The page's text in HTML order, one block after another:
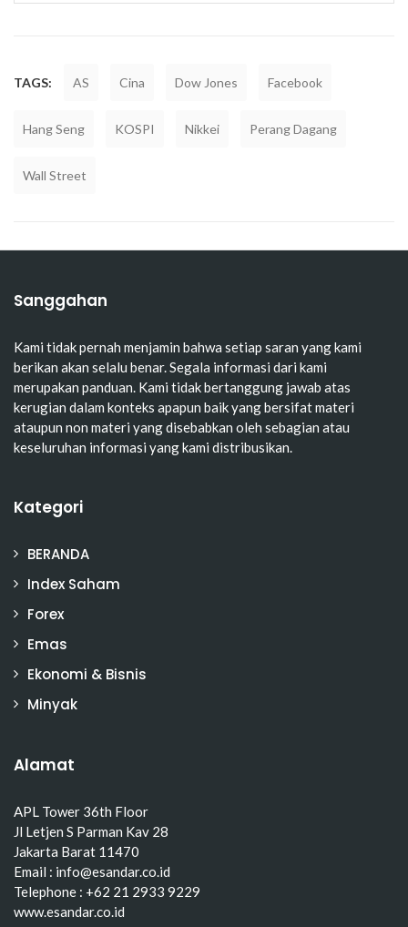
TAGS: AS Cina Dow Jones Facebook
Hang Seng KOSPI Nikkei Perang Dagang
Wall Street
Sanggahan
Kami tidak pernah menjamin bahwa setiap saran yang kami
berikan akan selalu benar. Segala informasi dari kami
merupakan panduan. Kami tidak bertanggung jawab atas
kerugian dalam konteks apapun baik yang bersifat materi
ataupun non materi yang disebabkan oleh sebagian atau
keseluruhan informasi yang kami distribusikan.
Kategori
BERANDA
Index Saham
Forex
Emas
Ekonomi & Bisnis
Minyak
Alamat
APL Tower 36th Floor
Jl Letjen S Parman Kav 28
Jakarta Barat 11470
Email : info@esandar.co.id
Telephone : +62 21 2933 9229
www.esandar.co.id